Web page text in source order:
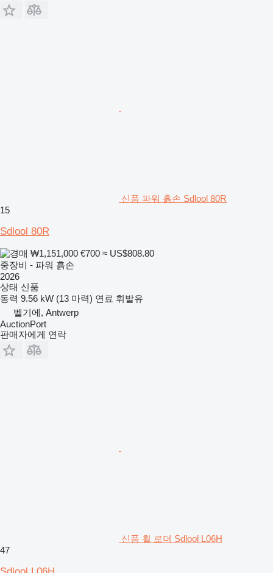
신품 파워 흙손 Sdlool 80R
15
Sdlool 80R
₩1,151,000 €700 ≈ US$808.80
중장비 - 파워 흙손
2026
상태 신품
동력 9.56 kW (13 마력) 연료 휘발유
벨기에, Antwerp
AuctionPort
판매자에게 연락
신품 휠 로더 Sdlool L06H
47